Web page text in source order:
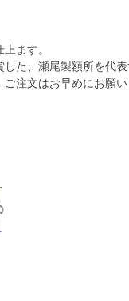
ます。
た、瀬尾製額所を代
注文はお早めにお願